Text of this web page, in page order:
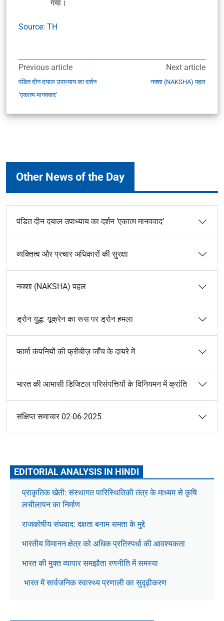
गया।
Source: TH
Previous article
पंडित दीन दयाल उपाध्याय का दर्शन
‘एकात्म मानववाद’
Next article
नक्शा (NAKSHA) पहल
Other News of the Day
पंडित दीन दयाल उपाध्याय का दर्शन ‘एकात्म मानववाद’
व्यक्तित्व और प्रचार अधिकारों की सुरक्षा
नक्शा (NAKSHA) पहल
ड्रोन युद्ध: यूक्रेन का रूस पर ड्रोन हमला
फार्मा कंपनियों की फ्रीबीज़ जाँच के दायरे में
भारत की आभासी डिजिटल परिसंपत्तियों के विनियमन में क्रांति
संक्षिप्त समाचार 02-06-2025
EDITORIAL ANALYSIS IN HINDI
प्राकृतिक खेती: संस्थागत पारिस्थितिकी तंत्र के माध्यम से कृषि
लचीलापन का निर्माण
राजकोषीय संघवाद: दक्षता बनाम समता के मुद्दे
भारतीय विमानन क्षेत्र को अधिक प्रतिस्पर्धा की आवश्यकता
भारत की मुक्त व्यापार समझौता रणनीति में समस्या
भारत में सार्वजनिक स्वास्थ्य प्रणाली का सुदृढ़ीकरण